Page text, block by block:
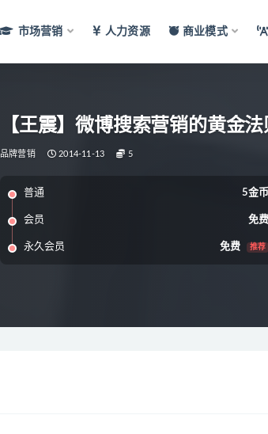
市场营销 人力资源 商业模式
【王震】微博搜索营销的黄金法
品牌营销 2014-11-13 5
普通 5金币
会员 免费
永久会员 免费 推荐